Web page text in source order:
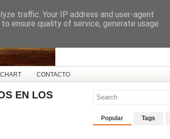
CONTACTO
EN LOS
Popular Tags
traffic. Your IP address and user-agent
ensure quality of service, generate usage